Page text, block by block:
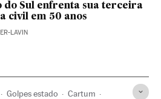
do Sul enfrenta sua terceira
civil em 50 anos
LAVIN
Golpes estado Cartum